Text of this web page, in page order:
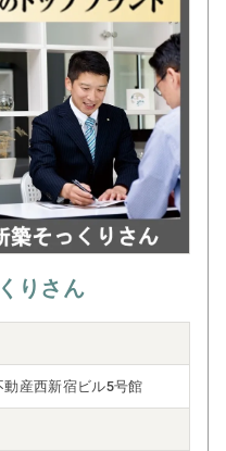
りさん
動産西新宿ビル5号館